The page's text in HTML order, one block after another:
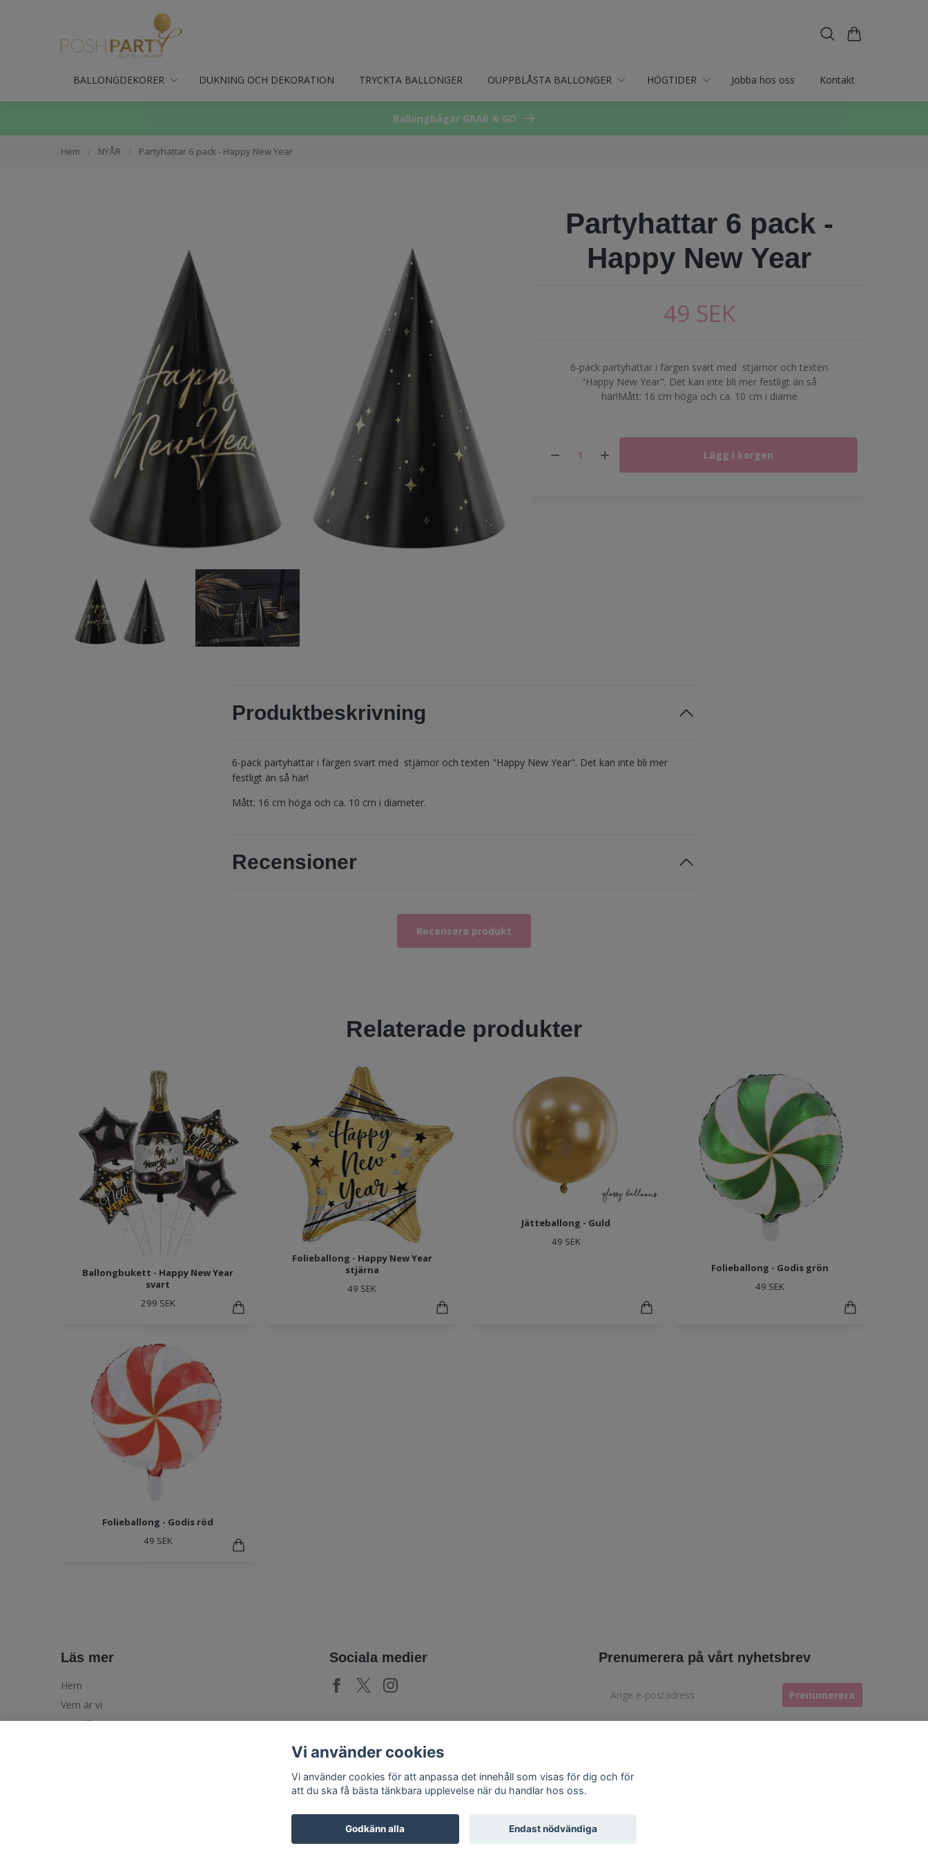
BALLONGDEKORER DUKNING OCH DEKORATION TRYCKTA BALLONGER OUPPBLÅSTA BALLONGER HÖGTIDER Jobba hos oss Kontakt
Ballongbågar GRAB & GO
Hem / NYÅR / Partyhattar 6 pack - Happy New Year
Partyhattar 6 pack -
Happy New Year
49 SEK
6-pack partyhattar i färgen svart med stjärnor och texten
"Happy New Year". Det kan inte bli mer festligt än så
här!Mått: 16 cm höga och ca. 10 cm i diame
Lägg i korgen
Produktbeskrivning
6-pack partyhattar i färgen svart med stjärnor och texten "Happy New Year". Det kan inte bli mer
festligt än så här!
Mått: 16 cm höga och ca. 10 cm i diameter.
Recensioner
Recensera produkt
Relaterade produkter
Ballongbukett - Happy New Year
svart
299 SEK
Folieballong - Happy New Year
stjärna
49 SEK
Jätteballong - Guld
49 SEK
Folieballong - Godis grön
49 SEK
Folieballong - Godis röd
49 SEK
Läs mer
Hem
Vem är vi
Köpvillkor
Sociala medier Prenumerera på vårt nyhetsbrev
Prenumerera
© 2026 PoshParty
Vi använder cookies
Vi använder cookies för att anpassa det innehåll som visas för dig och för
att du ska få bästa tänkbara upplevelse när du handlar hos oss.
Godkänn alla Endast nödvändiga